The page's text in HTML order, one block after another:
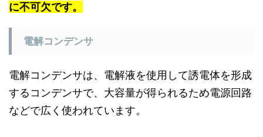
に不可欠です。
電解コンデンサ
電解コンデンサは、電解液を使用して誘電体を形成
するコンデンサで、大容量が得られるため電源回路
などで広く使われています。